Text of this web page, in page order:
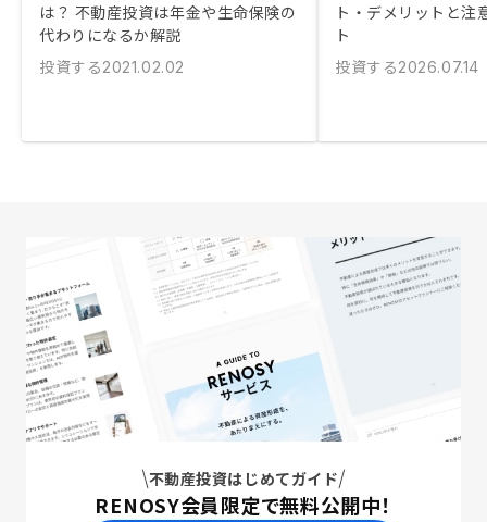
は？ 不動産投資は年金や生命保険の
代わりになるか解説
投資する2021.02.02
ト・デメリットと注
ト
投資する2026.07.14
不動産投資はじめてガイド
RENOSY会員限定で無料公開中！